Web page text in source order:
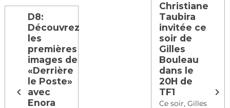
D8:
Découvrez
les
premières
images de
«Derrière
le Poste»
avec
Enora
Christiane
Taubira
invitée ce
soir de
Gilles
Bouleau
dans le
20H de
TF1
Ce soir, Gilles